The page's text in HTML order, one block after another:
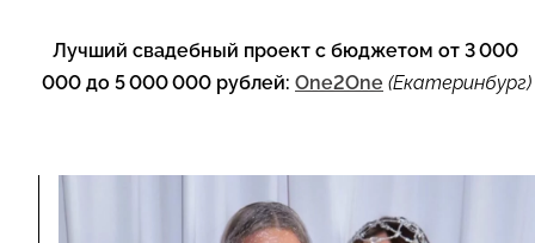
Лучший свадебный проект с бюджетом от 3 000
000 до 5 000 000 рублей: One2One (Екатеринбург)